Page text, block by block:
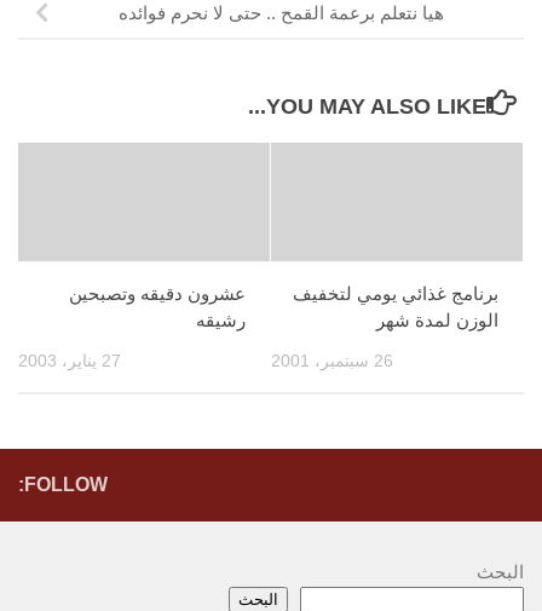
هيا نتعلم برعمة القمح .. حتى لا نحرم فوائده
YOU MAY ALSO LIKE...
عشرون دقيقه وتصبحين
رشيقه
27 يناير، 2003
برنامج غذائي يومي لتخفيف
الوزن لمدة شهر
26 سبتمبر، 2001
FOLLOW:
البحث
البحث